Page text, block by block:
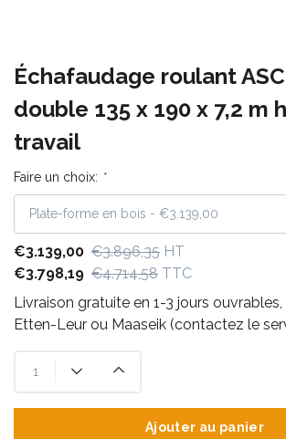
Échafaudage roulant ASC
double 135 x 190 x 7,2 m
travail
Faire un choix: *
€3.139,00 €3.896,35 HT
€3.798,19 €4.714,58 TTC
Livraison gratuite en 1-3 jours
Etten-Leur ou Maaseik (contactez le
Ajouter au panier